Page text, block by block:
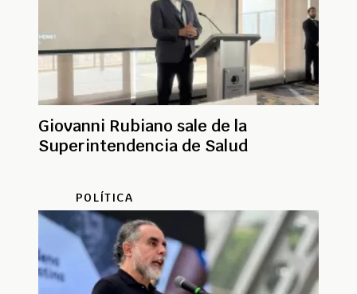
Giovanni Rubiano sale de la
Superintendencia de Salud
POLÍTICA